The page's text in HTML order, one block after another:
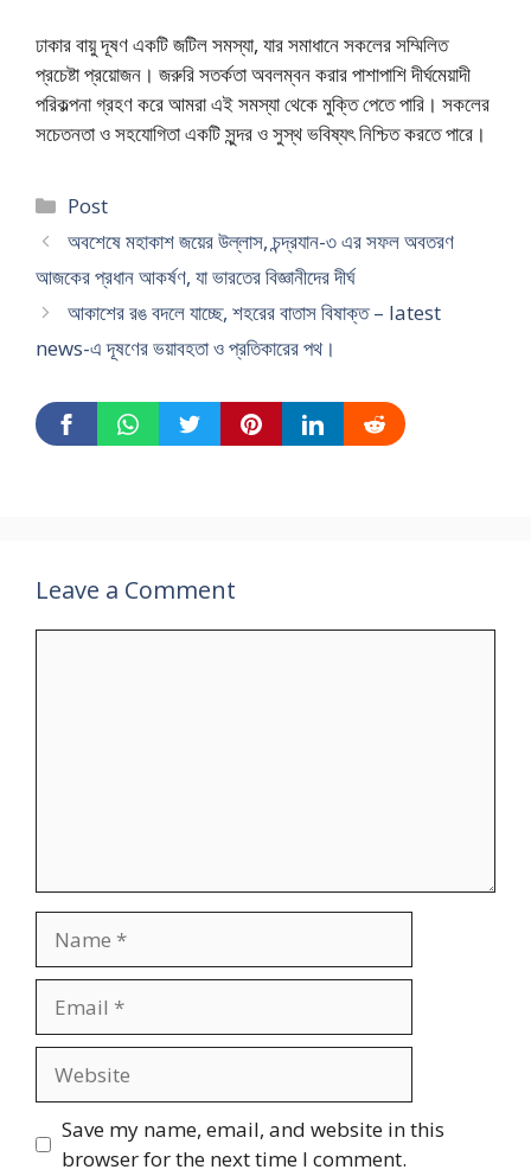
ঢাকার বায়ু দূষণ একটি জটিল সমস্যা, যার সমাধানে সকলের সম্মিলিত
প্রচেষ্টা প্রয়োজন। জরুরি সতর্কতা অবলম্বন করার পাশাপাশি দীর্ঘমেয়াদী
পরিকল্পনা গ্রহণ করে আমরা এই সমস্যা থেকে মুক্তি পেতে পারি। সকলের
সচেতনতা ও সহযোগিতা একটি সুন্দর ও সুস্থ ভবিষ্যৎ নিশ্চিত করতে পারে।
Categories
Post
অবশেষে মহাকাশ জয়ের উল্লাস, চন্দ্রযান-৩ এর সফল অবতরণ
আজকের প্রধান আকর্ষণ, যা ভারতের বিজ্ঞানীদের দীর্ঘ
আকাশের রঙ বদলে যাচ্ছে, শহরের বাতাস বিষাক্ত – latest
news-এ দূষণের ভয়াবহতা ও প্রতিকারের পথ।
Leave a Comment
Save my name, email, and website in this
browser for the next time I comment.